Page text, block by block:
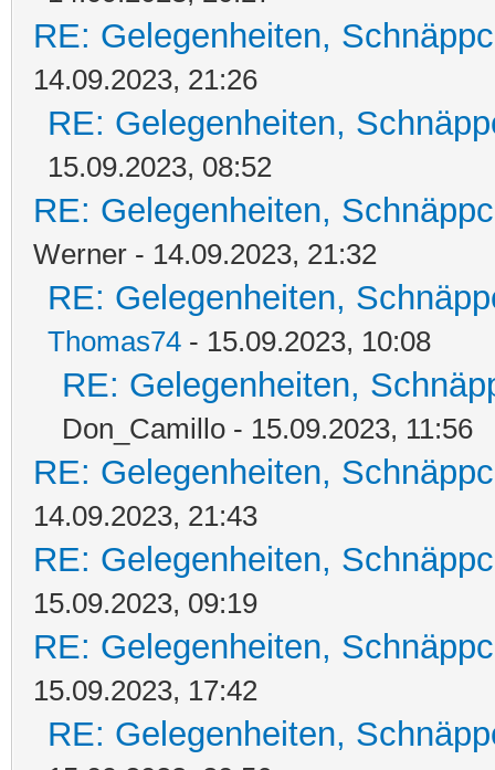
RE: Gelegenheiten,
14.09.2023, 21:26
RE: Gelegenheiten,
15.09.2023, 08:52
RE: Gelegenheiten,
Werner - 14.09.2023, 21:32
RE: Gelegenheiten,
Thomas74 - 15.09.2023, 10:08
RE: Gelegenheiten,
Don_Camillo - 15.09.2023, 11:56
RE: Gelegenheiten,
14.09.2023, 21:43
RE: Gelegenheiten,
15.09.2023, 09:19
RE: Gelegenheiten,
15.09.2023, 17:42
RE: Gelegenheiten,